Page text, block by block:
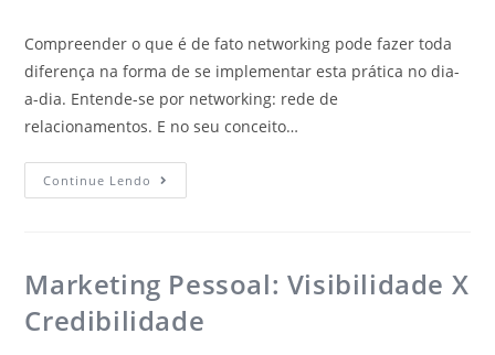
Compreender o que é de fato networking pode fazer toda
diferença na forma de se implementar esta prática no dia-
a-dia. Entende-se por networking: rede de
relacionamentos. E no seu conceito…
Continue Lendo
Marketing Pessoal: Visibilidade X
Credibilidade